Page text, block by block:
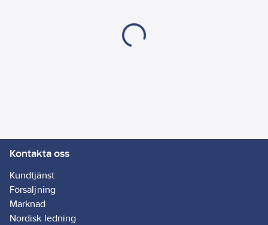
Kontakta oss
Kundtjänst
Försäljning
Marknad
Nordisk ledning